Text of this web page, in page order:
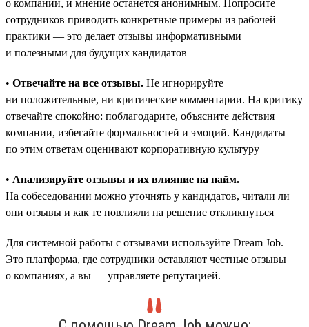
о компании, и мнение останется анонимным. Попросите
сотрудников приводить конкретные примеры из рабочей
практики — это делает отзывы информативными
и полезными для будущих кандидатов
• Отвечайте на все отзывы. Не игнорируйте
ни положительные, ни критические комментарии. На критику
отвечайте спокойно: поблагодарите, объясните действия
компании, избегайте формальностей и эмоций. Кандидаты
по этим ответам оценивают корпоративную культуру
• Анализируйте отзывы и их влияние на найм.
На собеседовании можно уточнять у кандидатов, читали ли
они отзывы и как те повлияли на решение откликнуться
Для системной работы с отзывами используйте Dream Job.
Это платформа, где сотрудники оставляют честные отзывы
о компаниях, а вы — управляете репутацией.